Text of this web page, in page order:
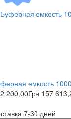
емкость
200,00Грн 157
7-30 дней